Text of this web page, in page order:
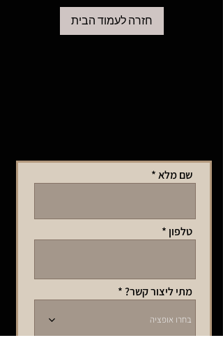
חזרה לעמוד הבית
שם מלא
טלפון
מתי ליצור קשר?
בחרו אופציה